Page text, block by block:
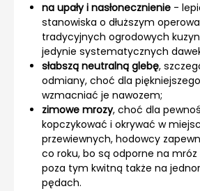
na upały i nasłonecznienie -
stanowiska o dłuższym
tradycyjnych ogrodowych
jedynie systematycznych
słabszą neutralną glebę,
odmiany, choć dla
wzmacniać je nawozem;
zimowe mrozy, choć dla
kopczykować i okrywać w
przewiewnych, hodowcy
co roku, bo są odporne na
poza tym kwitną także na
pędach.